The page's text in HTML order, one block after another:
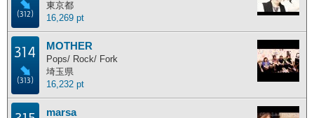
(312)
東京都
16,269 pt
314
(313)
MOTHER
Pops/ Rock/ Fork
埼玉県
16,232 pt
marsa